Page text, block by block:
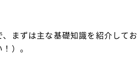
まずは主な基礎知識を紹介してお
）。